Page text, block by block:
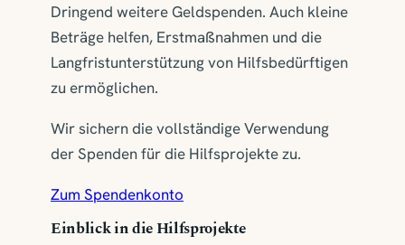
Dringend weitere Geldspenden. Auch kleine
Beträge helfen, Erstmaßnahmen und die
Langfristunterstützung von Hilfsbedürftigen
zu ermöglichen.
Wir sichern die vollständige Verwendung
der Spenden für die Hilfsprojekte zu.
Zum Spendenkonto
Einblick in die Hilfsprojekte